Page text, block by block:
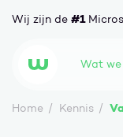
Wij zijn de #1
Wortell Wat
Home Kennis